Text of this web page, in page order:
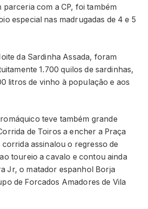
parceria com a CP, foi também
especial nas madrugadas de 4 e 5
da Sardinha Assada, foram
1.700 quilos de sardinhas,
litros de vinho à população e aos
teve também grande
de Toiros a encher a Praça
corrida assinalou o regresso de
toureio a cavalo e contou ainda
Jr, o matador espanhol Borja
de Forcados Amadores de Vila